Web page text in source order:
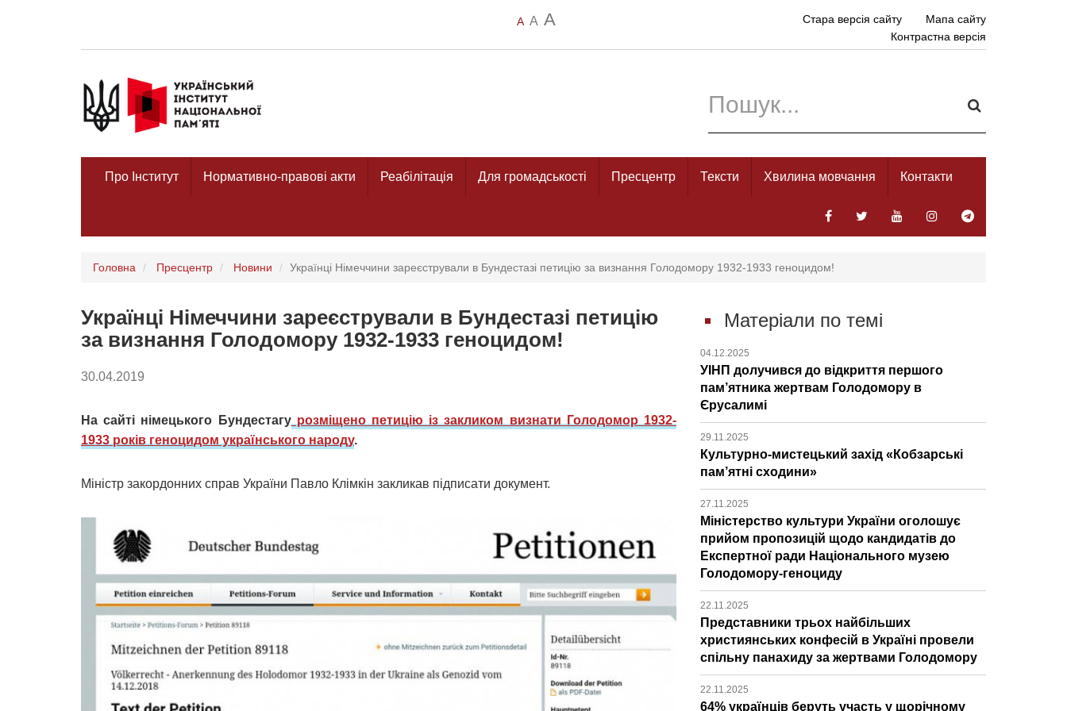
A A A Стара версія сайту
Мапа сайту
Контрастна версія
Про Інститут Нормативно-правові акти Реабілітація Для громадськості Пресцентр Тексти Хвилина мовчання Контакти
Головна Пресцентр Новини Українці Німеччини зареєстрували в Бундестазі петицію за визнання Голодомору 1932-1933 геноцидом!
Українці Німеччини зареєстрували в Бундестазі петицію
за визнання Голодомору 1932-1933 геноцидом!
30.04.2019
На сайті німецького Бундестагурозміщено петицію із закликом визнати Голодомор 1932-
1933 років геноцидом українського народу.
Міністр закордонних справ України Павло Клімкін закликав підписати документ.
Матеріали по темі
04.12.2025
УІНП долучився до відкриття першого
пам’ятника жертвам Голодомору в
Єрусалимі
29.11.2025
Культурно-мистецький захід «Кобзарські
пам’ятні сходини»
27.11.2025
Міністерство культури України оголошує
прийом пропозицій щодо кандидатів до
Експертної ради Національного музею
Голодомору-геноциду
22.11.2025
Представники трьох найбільших
християнських конфесій в Україні провели
спільну панахиду за жертвами Голодомору
22.11.2025
64% українців беруть участь у щорічному